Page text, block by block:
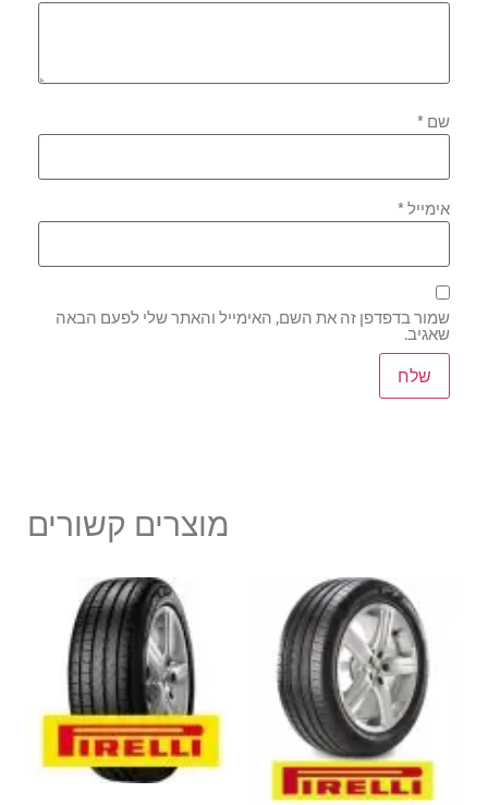
שם*
אימייל*
שמור בדפדפן זה את השם, האימייל והאתר שלי לפעם הבאה
שאגיב.
מוצרים קשורים